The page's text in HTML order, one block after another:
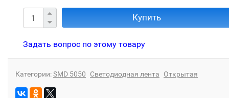
Купить
Задать вопрос по этому товару
Категории:SMD 5050 Светодиодная лента Открытая